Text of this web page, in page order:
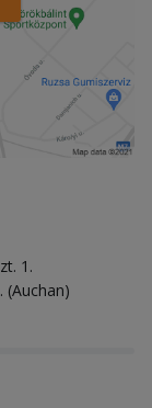
1.
(Auchan)